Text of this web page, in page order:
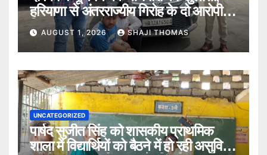
हरियाणा से अंतरराज्यीय गिरोह के दो आरोपी
गिरफ्तार।
AUGUST 1, 2026 SHAJI THOMAS
UNCATEGORIZED
पार्षद सुजीत सिंह को शासकीय प्राथमिक
शाला में विद्यार्थियों को बैठने में हो रही असुविधा